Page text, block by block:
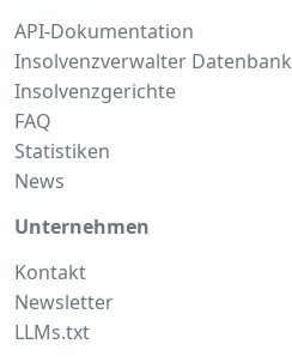
API-Dokumentation
Insolvenzverwalter Datenbank
Insolvenzgerichte
FAQ
Statistiken
News
Unternehmen
Kontakt
Newsletter
LLMs.txt